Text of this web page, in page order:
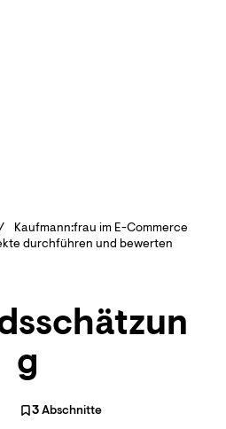
Kaufmann:frau im E-Commerce
durchführen und bewerten
g
3Abschnitte